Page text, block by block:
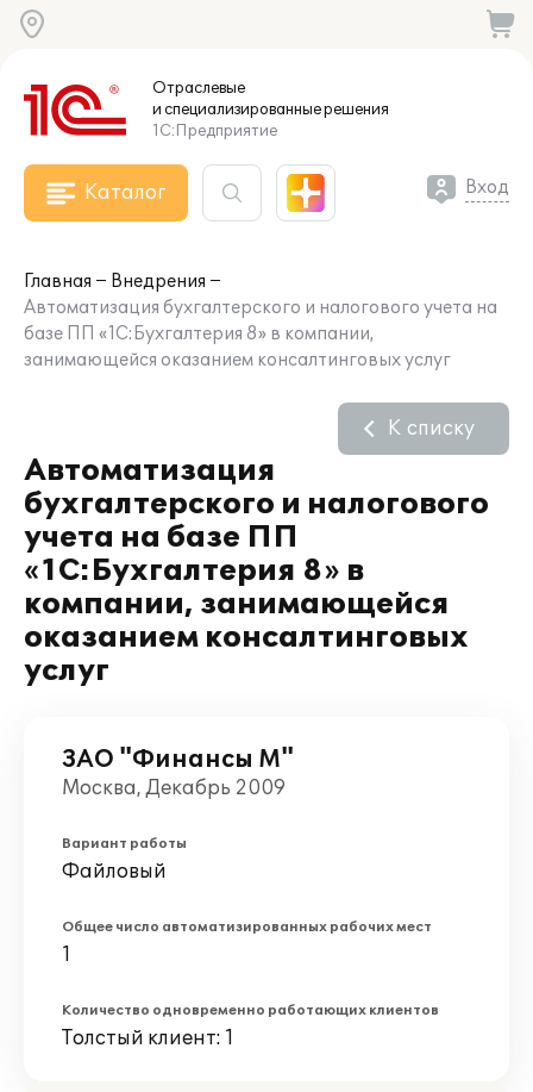
Отраслевые
и специализированныерешения
1С:Предприятие
Каталог Вход
Главная
Внедрения
Автоматизация бухгалтерского и налогового учета на
базе ПП «1С:Бухгалтерия 8» в компании,
занимающейся оказанием консалтинговых услуг
Автоматизация
бухгалтерского и налогового
учета на базе ПП
«1С:Бухгалтерия 8» в
компании, занимающейся
оказанием консалтинговых
услуг
К списку
ЗАО "Финансы М"
Москва, Декабрь 2009
Вариант работы
Файловый
Общее число автоматизированных рабочих мест
1
Количество одновременно работающих клиентов
Толстый клиент: 1